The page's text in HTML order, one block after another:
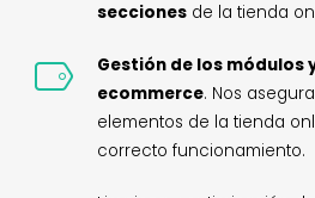
seccionesde la tienda
Gestión de los módulos
ecommerce. Nos
elementos de la tienda
correcto funcionamiento.